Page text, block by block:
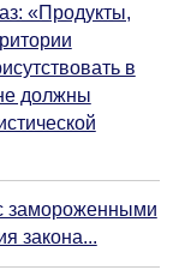
«Продукты,
в
должны
замороженными
закона...